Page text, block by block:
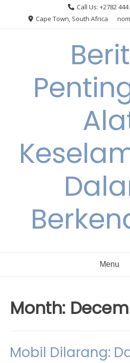
Call Us: +2782 444
Cape Town, South Africa
Menu
Month:
Mobil Dilarang: